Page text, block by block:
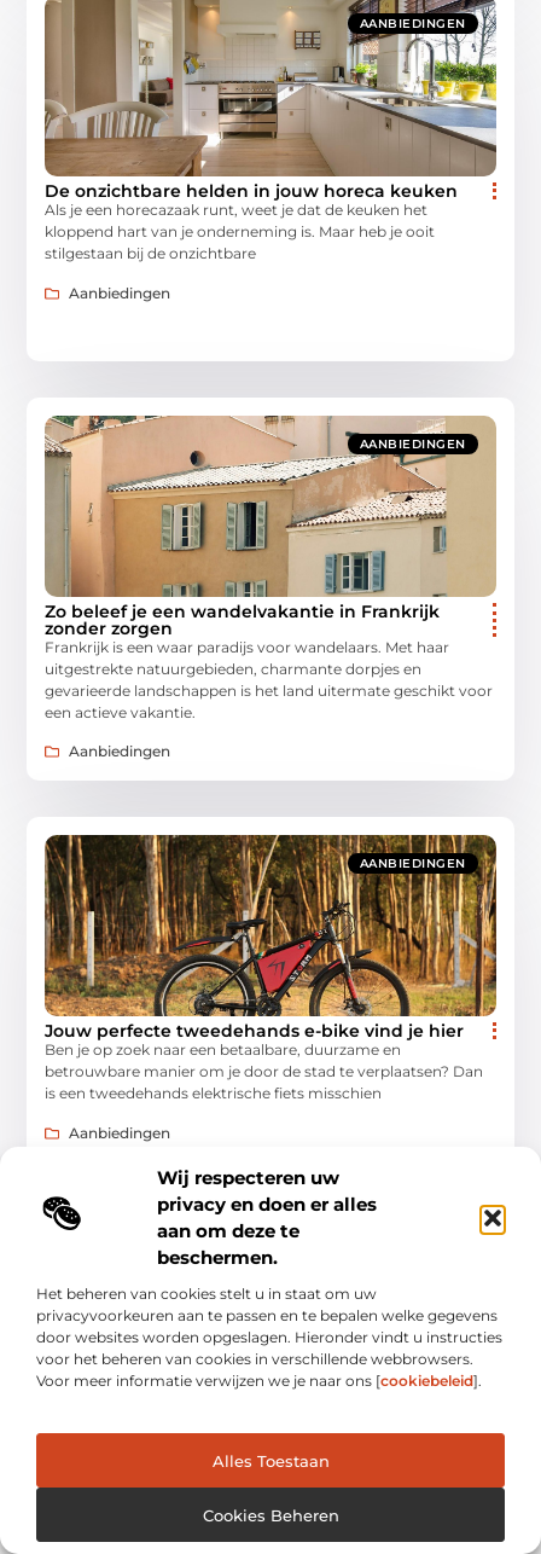
Wij respecteren uw
privacy en doen er alles
aan om deze te
beschermen.
Het beheren van cookies stelt u in staat om uw
privacyvoorkeuren aan te passen en te bepalen welke gegevens
door websites worden opgeslagen. Hieronder vindt u instructies
voor het beheren van cookies in verschillende webbrowsers.
Voor meer informatie verwijzen we je naar ons [cookiebeleid].
Alles Toestaan
Cookies Beheren
AANBIEDINGEN
De onzichtbare helden in jouw horeca keuken
Als je een horecazaak runt, weet je dat de keuken het
kloppend hart van je onderneming is. Maar heb je ooit
stilgestaan bij de onzichtbare
Aanbiedingen
AANBIEDINGEN
Zo beleef je een wandelvakantie in Frankrijk
zonder zorgen
Frankrijk is een waar paradijs voor wandelaars. Met haar
uitgestrekte natuurgebieden, charmante dorpjes en
gevarieerde landschappen is het land uitermate geschikt voor
een actieve vakantie.
Aanbiedingen
AANBIEDINGEN
Jouw perfecte tweedehands e-bike vind je hier
Ben je op zoek naar een betaalbare, duurzame en
betrouwbare manier om je door de stad te verplaatsen? Dan
is een tweedehands elektrische fiets misschien
Aanbiedingen
dagelijks leven op Bloghopper.nl.
Bericht categorie